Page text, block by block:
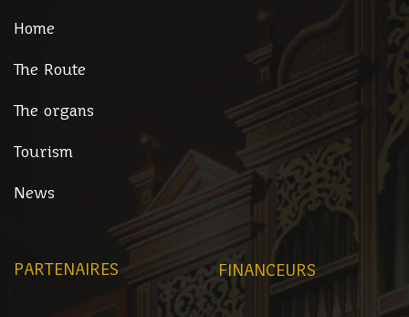
Home
The Route
The organs
Tourism
News
PARTENAIRES FINANCEURS